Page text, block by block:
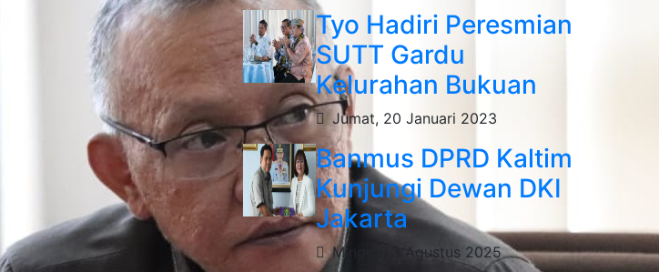
Tyo Hadiri Peresmian
SUTT Gardu
Kelurahan Bukuan
Jumat, 20 Januari 2023
Banmus DPRD Kaltim
Kunjungi Dewan DKI
Jakarta
Minggu, 3 Agustus 2025